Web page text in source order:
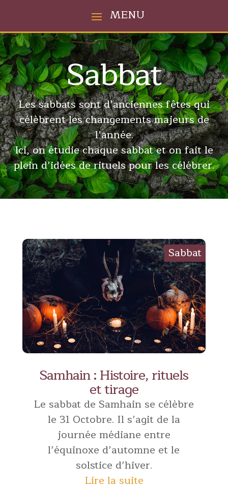
Sabbat
Les sabbats sont d’anciennes fêtes qui
célèbrent les changements majeurs de
l’année.
Ici, on étudie chaque sabbat et on fait le
plein d’idées de rituels pour les célébrer.
Samhain : Histoire, rituels
et tirage
Le sabbat de Samhain se célèbre
le 31 Octobre. Il s’agit de la
journée médiane entre
l’équinoxe d’automne et le
solstice d’hiver.
Lire la suite